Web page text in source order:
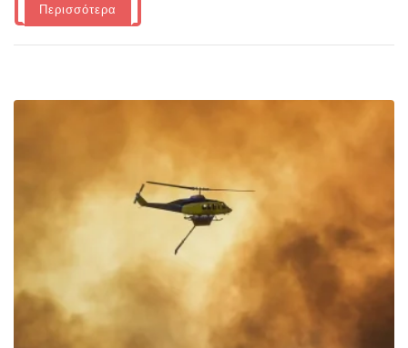
Περισσότερα